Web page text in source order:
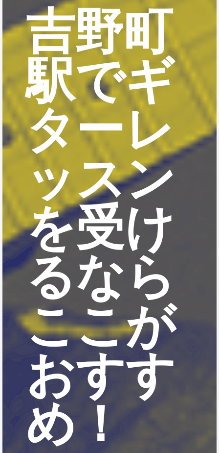
吉野町
駅でギ
ターレ
ッスン
を受け
るなら
ここが
おすす
め！